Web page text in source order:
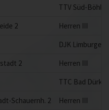
TTV Süd-Böhl
2
Herren III
DJK
2
Herren III
TTC Bad
Schauernh. 2
Herren III